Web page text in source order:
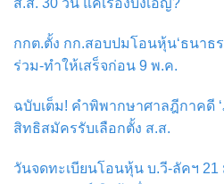
ส.ส. 30 วัน แค่เรื่องบังเอิญ?
กกต.ตั้ง กก.สอบปมโอนหุ้น‘ธนาธร
ร่วม-ทำให้เสร็จก่อน 9 พ.ค.
ฉบับเต็ม! คำพิพากษาศาลฎีกาคดี
สิทธิสมัครรับเลือกตั้ง ส.ส.
วันจดทะเบียนโอนหุ้น บ.วี-ลัคฯ